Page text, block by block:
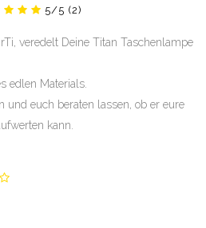
5/5 (2)
veredelt Deine Titan Taschenlampe
edlen Materials.
und euch beraten lassen, ob er eure
kann.